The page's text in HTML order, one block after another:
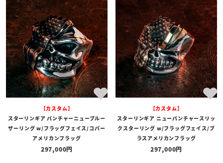
【カスタム】
スターリンギア パンチャーニューブルー
ザーリング w/フラッグフェイス/コパー
アメリカンフラッグ
297,000
【カスタム】
スターリンギア ニューパンチャースリッ
クスターリング w/フラッグフェイス/ブ
ラスアメリカンフラッグ
297,000